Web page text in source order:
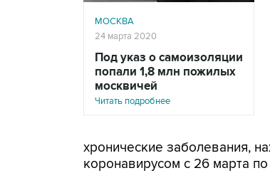
МОСКВА
24 марта 2020
Под указ о самоизоляции
попали 1,8 млн пожилых
москвичей
Читать подробнее
хронические заболевания,
коронавирусом с 26 марта по